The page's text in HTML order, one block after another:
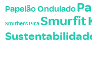
Papelão Ondulado
Smithers PiraSmurfit